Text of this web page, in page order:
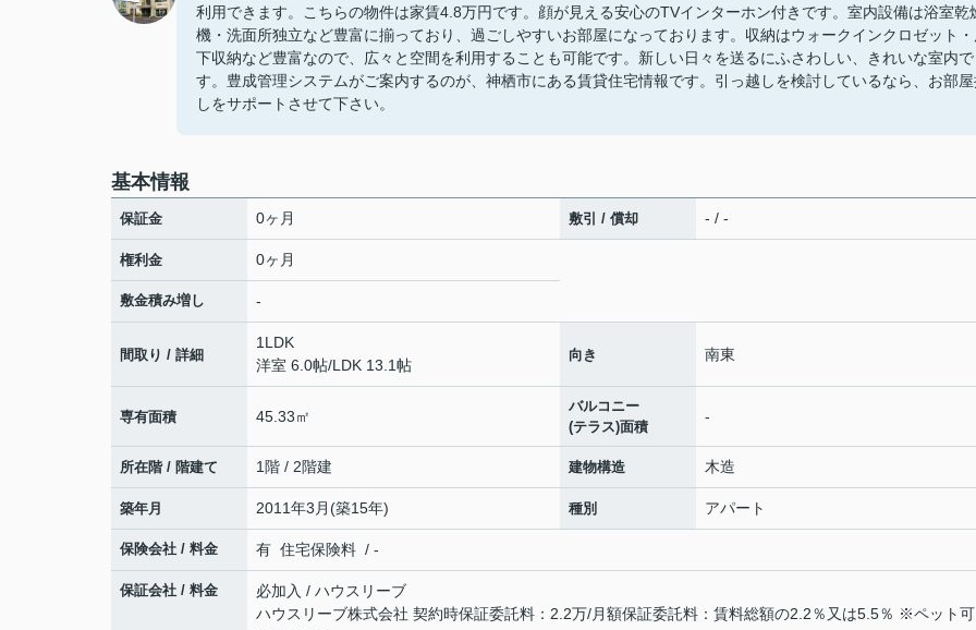
利用できます。こちらの物件は家賃4.8万円です。顔が見える安心のTVインターホン付きです。室内設備は浴室乾
機・洗面所独立など豊富に揃っており、過ごしやすいお部屋になっております。収納はウォークインクロゼット
下収納など豊富なので、広々と空間を利用することも可能です。新しい日々を送るにふさわしい、きれいな室内で
す。豊成管理システムがご案内するのが、神栖市にある賃貸住宅情報です。引っ越しを検討しているなら、お部
しをサポートさせて下さい。
基本情報
保証金 0ヶ月 敷引 / 償却 - / -
権利金 0ヶ月
敷金積み増し -
間取り / 詳細
1LDK
洋室 6.0帖/LDK 13.1帖
向き 南東
専有面積 45.33㎡
バルコニー
(テラス)面積
-
所在階 / 階建て 1階 / 2階建 建物構造 木造
築年月 2011年3月(築15年) 種別 アパート
保険会社 / 料金 有 住宅保険料 / -
保証会社 / 料金
必加入 / ハウスリーブ
ハウスリーブ株式会社 契約時保証委託料：2.2万/月額保証委託料：賃料総額の2.2％又は5.5％ ※ペット